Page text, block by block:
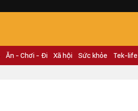
Ăn - Chơi - Đi Xã hội Sức khỏe Tek-life